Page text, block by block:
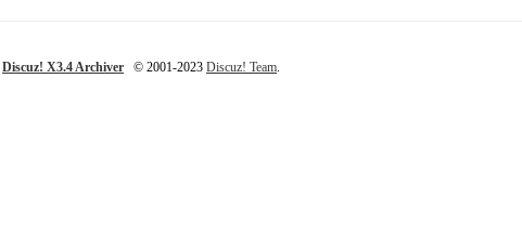
Discuz! X3.4 Archiver © 2001-2023 Discuz! Team.